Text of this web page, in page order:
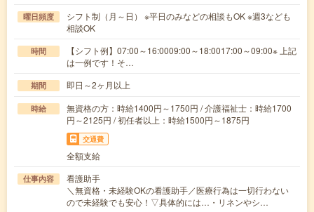
曜日頻度
シフト制（月～日） ※平日のみなどの相談もOK ※週3なども
相談OK
時間
【シフト例】07:00～16:0009:00～18:0017:00～09:00※ 上記
は一例です！そ…
期間 即日～2ヶ月以上
時給
無資格の方：時給1400円～1750円 / 介護福祉士：時給1700
円～2125円 / 初任者以上：時給1500円～1875円
交通費
全額支給
仕事内容
看護助手
＼無資格・未経験OKの看護助手／医療行為は一切行わない
ので未経験でも安心！▽具体的には…・リネンやシ…